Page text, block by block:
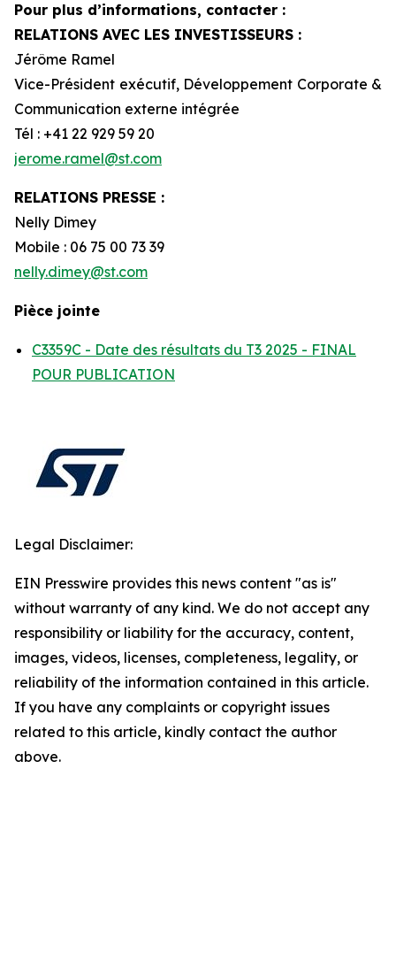
Pour plus d’informations, contacter :
RELATIONS AVEC LES INVESTISSEURS :
Jérôme Ramel
Vice-Président exécutif, Développement Corporate &
Communication externe intégrée
Tél : +41 22 929 59 20
jerome.ramel@st.com
RELATIONS PRESSE :
Nelly Dimey
Mobile : 06 75 00 73 39
nelly.dimey@st.com
Pièce jointe
C3359C - Date des résultats du T3 2025 - FINAL
POUR PUBLICATION
Legal Disclaimer:
EIN Presswire provides this news content "as is"
without warranty of any kind. We do not accept any
responsibility or liability for the accuracy, content,
images, videos, licenses, completeness, legality, or
reliability of the information contained in this article.
If you have any complaints or copyright issues
related to this article, kindly contact the author
above.